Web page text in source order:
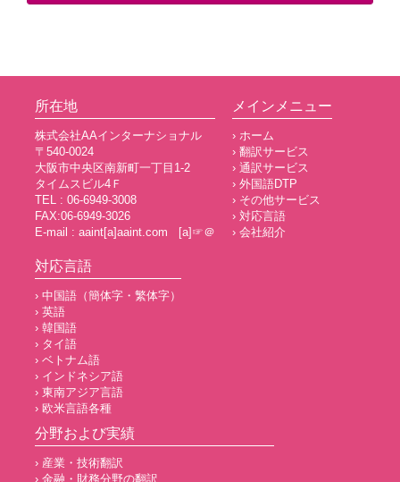
所在地
株式会社AAインターナショナル
〒540-0024
大阪市中央区南新町一丁目1-2
タイムスビル4Ｆ
TEL : 06-6949-3008
FAX:06-6949-3026
E-mail : aaint[a]aaint.com [a]☞＠
メインメニュー
› ホーム
› 翻訳サービス
› 通訳サービス
› 外国語DTP
› その他サービス
› 対応言語
› 会社紹介
対応言語
› 中国語（簡体字・繁体字）
› 英語
› 韓国語
› タイ語
› ベトナム語
› インドネシア語
› 東南アジア言語
› 欧米言語各種
分野および実績
› 産業・技術翻訳
› 金融・財務分野の翻訳